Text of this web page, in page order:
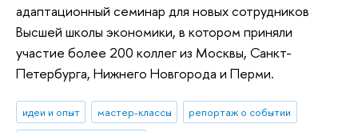
адаптационный семинар для новых сотрудников
Высшей школы экономики, в котором приняли
участие более 200 коллег из Москвы, Санкт-
Петербурга, Нижнего Новгорода и Перми.
идеи и опыт мастер-классы
репортаж о событии